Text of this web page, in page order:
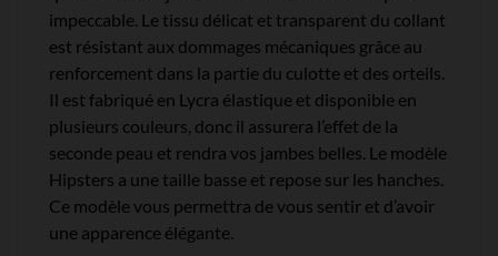
impeccable. Le tissu délicat et transparent du collant
est résistant aux dommages mécaniques grâce au
renforcement dans la partie du culotte et des orteils.
Il est fabriqué en Lycra élastique et disponible en
plusieurs couleurs, donc il assurera l’effet de la
seconde peau et rendra vos jambes belles. Le modèle
Hipsters a une taille basse et repose sur les hanches.
Ce modèle vous permettra de vous sentir et d’avoir
une apparence élégante.